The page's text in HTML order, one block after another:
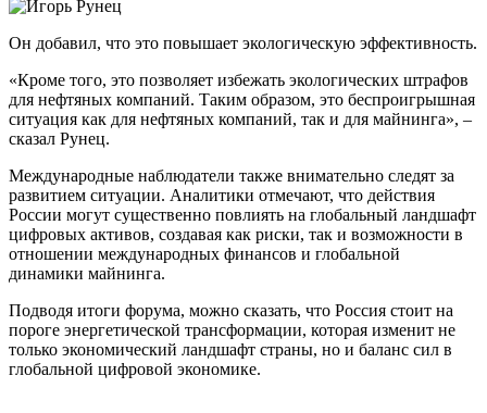
Он добавил, что это повышает экологическую эффективность.
«Кроме того, это позволяет избежать экологических штрафов
для нефтяных компаний. Таким образом, это беспроигрышная
ситуация как для нефтяных компаний, так и для майнинга», –
сказал Рунец.
Международные наблюдатели также внимательно следят за
развитием ситуации. Аналитики отмечают, что действия
России могут существенно повлиять на глобальный ландшафт
цифровых активов, создавая как риски, так и возможности в
отношении международных финансов и глобальной
динамики майнинга.
Подводя итоги форума, можно сказать, что Россия стоит на
пороге энергетической трансформации, которая изменит не
только экономический ландшафт страны, но и баланс сил в
глобальной цифровой экономике.